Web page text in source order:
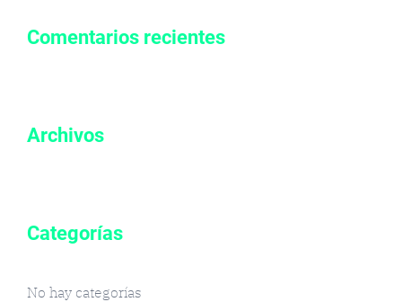
Comentarios recientes
Archivos
Categorías
No hay categorías